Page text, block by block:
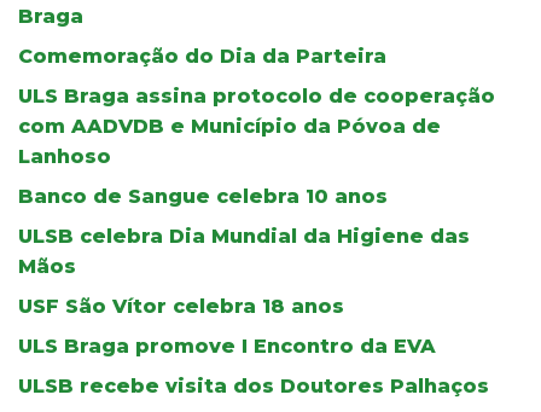
Braga
Comemoração do Dia da Parteira
ULS Braga assina protocolo de cooperação
com AADVDB e Município da Póvoa de
Lanhoso
Banco de Sangue celebra 10 anos
ULSB celebra Dia Mundial da Higiene das
Mãos
USF São Vítor celebra 18 anos
ULS Braga promove I Encontro da EVA
ULSB recebe visita dos Doutores Palhaços